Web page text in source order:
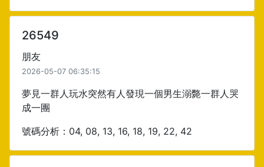
26549
朋友
2026-05-07 06:35:15
夢見一群人玩水突然有人發現一個男生溺斃一群人哭
成一團
號碼分析：04, 08, 13, 16, 18, 19, 22, 42